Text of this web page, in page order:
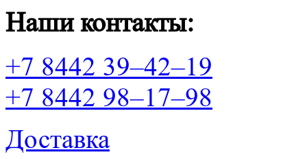
Наши контакты:
+7 8442 39–42–19
+7 8442 98–17–98
Доставка